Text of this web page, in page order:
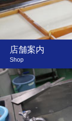
店舗案内
Shop